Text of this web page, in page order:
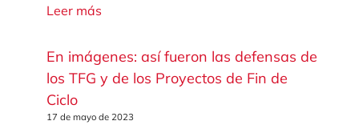
Leer más
En imágenes: así fueron las defensas de
los TFG y de los Proyectos de Fin de
Ciclo
17 de mayo de 2023